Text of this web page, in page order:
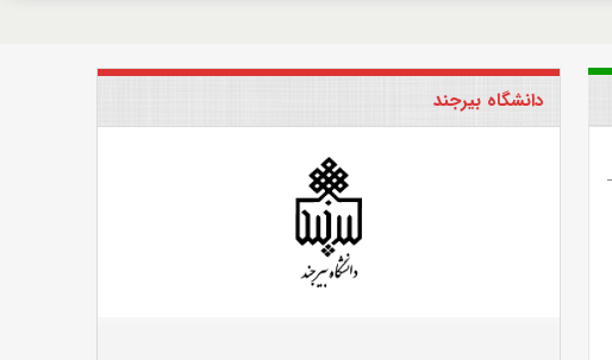
دانشگاه بیرجند